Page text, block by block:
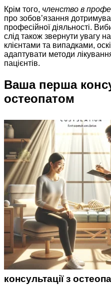
Крім того, членство в
про зобов’язання
професійної діяльності.
слід також звернути увагу
клієнтами та випадками,
адаптувати методи
пацієнтів.
Ваша перша
остеопатом
консультації з